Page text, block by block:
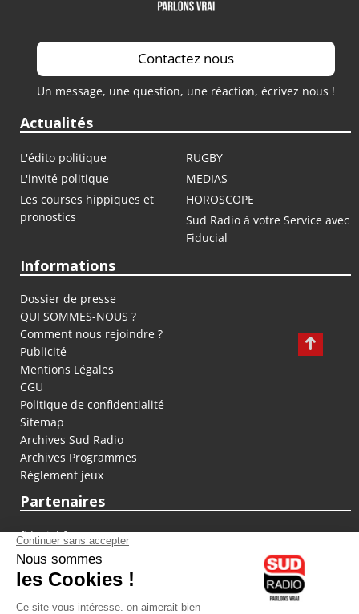
Contactez nous
Un message, une question, une réaction, écrivez nous !
Actualités
L'édito politique
RUGBY
L'invité politique
MEDIAS
Les courses hippiques et
pronostics
HOROSCOPE
Sud Radio à votre Service avec
Fiducial
Informations
Dossier de presse
QUI SOMMES-NOUS ?
Comment nous rejoindre ?
Publicité
Mentions Légales
CGU
Politique de confidentialité
Sitemap
Archives Sud Radio
Archives Programmes
Règlement jeux
Partenaires
fiducial.fr
lyoncapitale.fr
olympique-et-lyonnais.com
L'application Iphone / Android